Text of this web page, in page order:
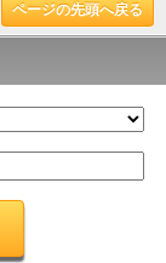
ページの先頭へ戻る